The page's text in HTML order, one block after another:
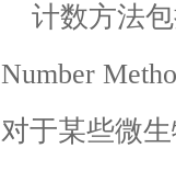
计数方法包
Number
对于某些微